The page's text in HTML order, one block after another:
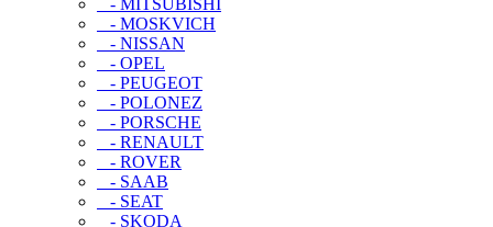
- MITSUBISHI
- MOSKVICH
- NISSAN
- OPEL
- PEUGEOT
- POLONEZ
- PORSCHE
- RENAULT
- ROVER
- SAAB
- SEAT
- SKODA